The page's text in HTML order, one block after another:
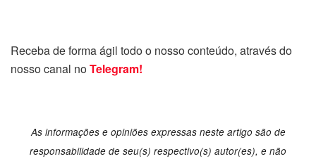
Receba de forma ágil todo o nosso conteúdo, através do
nosso canal noTelegram!
As informações e opiniões expressas neste artigo são de
responsabilidade de seu(s) respectivo(s) autor(es), e não